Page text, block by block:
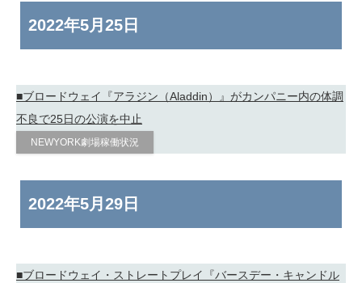
2022年5月25日
■ブロードウェイ『アラジン（Aladdin）』がカンパニー内の体調
不良で25日の公演を中止
NEWYORK劇場稼働状況
2022年5月29日
■ブロードウェイ・ストレートプレイ『バースデー・キャンドル